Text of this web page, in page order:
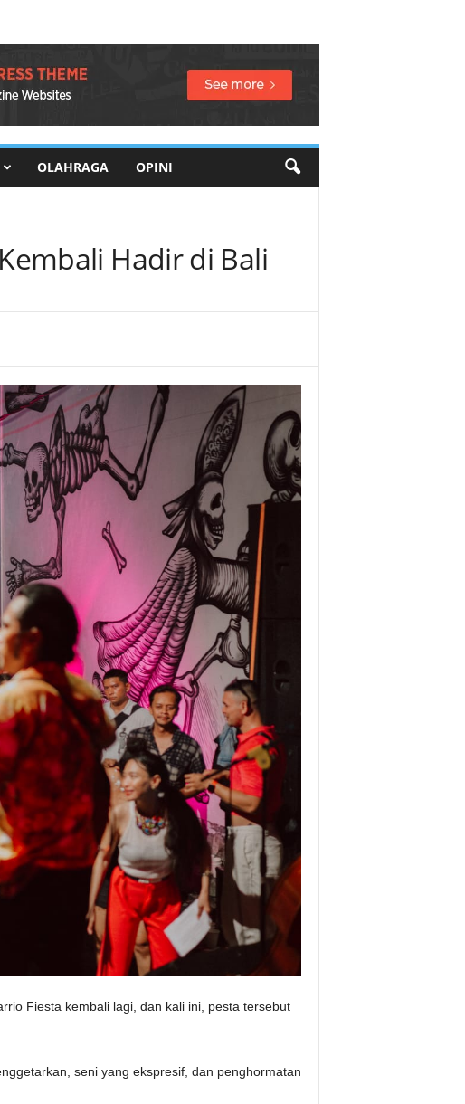
OLAHRAGA OPINI
Hadir di Bali
Fiesta kembali lagi, dan kali ini, pesta tersebut
seni yang ekspresif, dan penghormatan